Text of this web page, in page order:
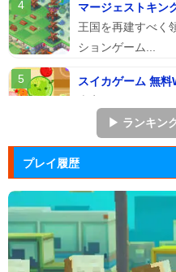
マージェストキン
王国を再建すべく
ションゲーム...
スイカゲーム 無料
のスイ...
回転する球体をリ
る音楽ゲーム...
Hole.io
物を吸い込むこと
とすアクショ...
▶ ランキン
プレイ履歴